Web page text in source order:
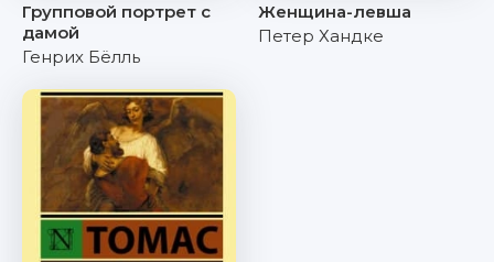
Групповой портрет с
дамой
Генрих Бёлль
Женщина-левша
Петер Хандке